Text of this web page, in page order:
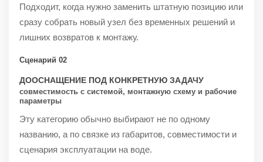
Подходит, когда нужно заменить штатную позицию или
сразу собрать новый узел без временных решений и
лишних возвратов к монтажу.
Сценарий 02
ДООСНАЩЕНИЕ ПОД КОНКРЕТНУЮ ЗАДАЧУ
совместимость с системой, монтажную схему и рабочие
параметры
Эту категорию обычно выбирают не по одному
названию, а по связке из габаритов, совместимости и
сценария эксплуатации на воде.